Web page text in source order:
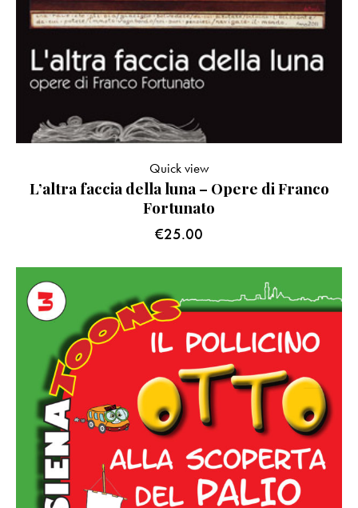
L’altra faccia della luna – Opere di Franco
Fortunato
€25.00
Quick view